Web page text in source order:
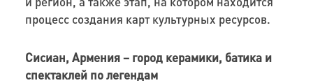
процесс создания карт культурных ресурсов.
Сисиан, Армения – город керамики, батика и
спектаклей по легендам